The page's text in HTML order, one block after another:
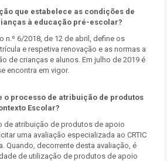
que estabelece as condições de
à educação pré-escolar?
n.º 6/2018, de 12 de abril, define os
e respetiva renovação e as normas a
de crianças e alunos. Em julho de 2019 é
encontra em vigor.
o processo de atribuição de produtos
Escolar?
de atribuição de produtos de apoio
uma avaliação especializada ao CRTIC
Quando, decorrente desta avaliação, é
de utilização de produtos de apoio